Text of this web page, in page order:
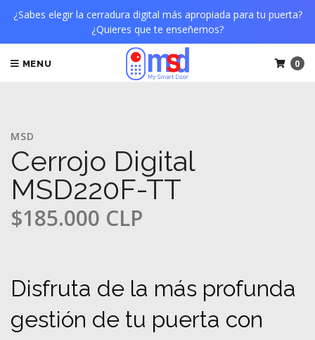
¿Sabes elegir la cerradura digital más apropiada para tu puerta?
¿Quieres que te enseñemos?
MENU 0
MSD
Cerrojo Digital
MSD220F-TT
$185.000 CLP
Disfruta de la más profunda
gestión de tu puerta con